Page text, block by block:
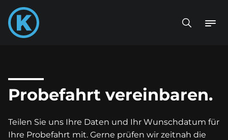
Probefahrt vereinbaren.
Teilen Sie uns Ihre Daten und Ihr Wunschdatum für
Ihre Probefahrt mit. Gerne prüfen wir zeitnah die